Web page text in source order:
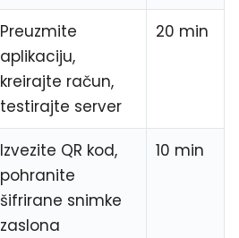
Preuzmite
aplikaciju,
kreirajte račun,
testirajte server
20 min
Izvezite QR kod,
pohranite
šifrirane snimke
zaslona
10 min